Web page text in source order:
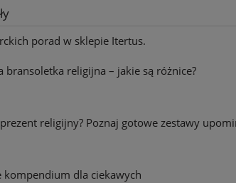
porad w sklepie Itertus.
bransoletka religijna – jakie są różnice?
religijny? Poznaj gotowe zestawy
kompendium dla ciekawych